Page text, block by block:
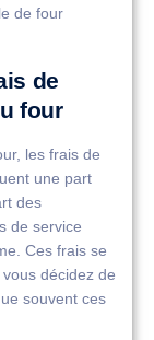
de four
de
four
les frais de
une part
des
de service
Ces frais se
décidez de
souvent ces